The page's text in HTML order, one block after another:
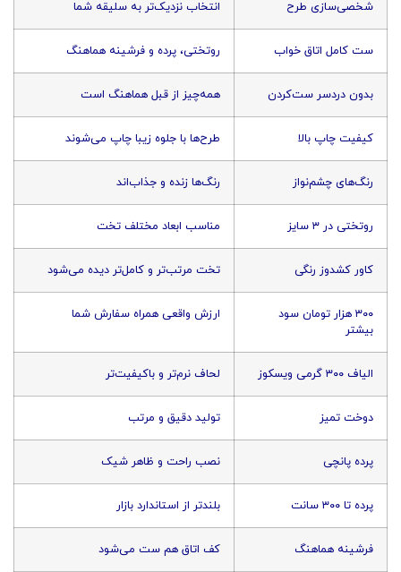
شخصی‌سازی طرح انتخاب نزدیک‌تر به سلیقه شما
ست کامل اتاق خواب روتختی، پرده و فرشینه هماهنگ
بدون دردسر ست‌کردن همه‌چیز از قبل هماهنگ است
کیفیت چاپ بالا طرح‌ها با جلوه زیبا چاپ می‌شوند
رنگ‌های چشم‌نواز رنگ‌ها زنده و جذاب‌اند
روتختی در ۳ سایز مناسب ابعاد مختلف تخت
کاور کشدوز رنگی تخت مرتب‌تر و کامل‌تر دیده می‌شود
۳۰۰ هزار تومان سود
بیشتر
ارزش واقعی همراه سفارش شما
الیاف ۳۰۰ گرمی ویسکوز لحاف نرم‌تر و باکیفیت‌تر
دوخت تمیز تولید دقیق و مرتب
پرده پانچی نصب راحت و ظاهر شیک
پرده تا ۳۰۰ سانت بلندتر از استاندارد بازار
فرشینه هماهنگ کف اتاق هم ست می‌شود